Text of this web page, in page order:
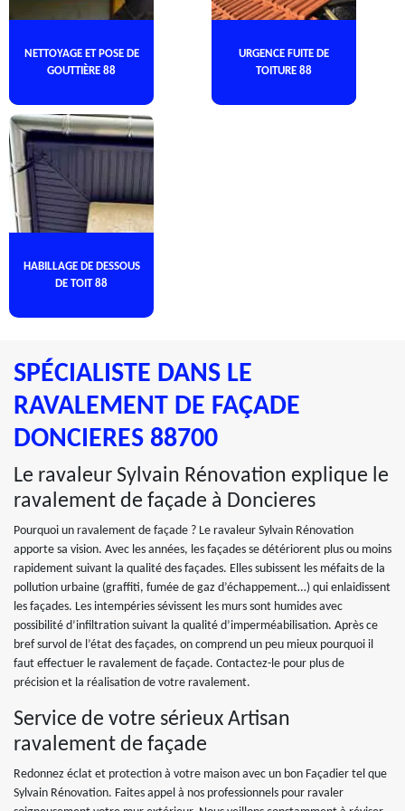
NETTOYAGE ET POSE DE
GOUTTIÈRE 88
URGENCE FUITE DE
TOITURE 88
HABILLAGE DE DESSOUS
DE TOIT 88
SPÉCIALISTE DANS LE
RAVALEMENT DE FAÇADE
DONCIERES 88700
Le ravaleur Sylvain Rénovation explique le
ravalement de façade à Doncieres
Pourquoi un ravalement de façade ? Le ravaleur Sylvain Rénovation
apporte sa vision. Avec les années, les façades se détériorent plus ou moins
rapidement suivant la qualité des façades. Elles subissent les méfaits de la
pollution urbaine (graffiti, fumée de gaz d’échappement…) qui enlaidissent
les façades. Les intempéries sévissent les murs sont humides avec
possibilité d’infiltration suivant la qualité d’imperméabilisation. Après ce
bref survol de l’état des façades, on comprend un peu mieux pourquoi il
faut effectuer le ravalement de façade. Contactez-le pour plus de
précision et la réalisation de votre ravalement.
Service de votre sérieux Artisan
ravalement de façade
Redonnez éclat et protection à votre maison avec un bon Façadier tel que
Sylvain Rénovation. Faites appel à nos professionnels pour ravaler